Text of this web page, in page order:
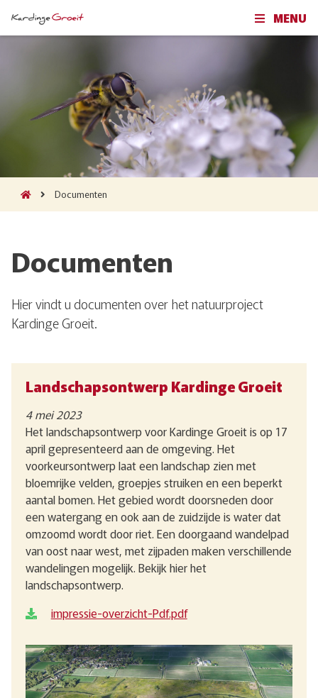
MENU
Documenten
Documenten
Hier vindt u documenten over het natuurproject
Kardinge Groeit.
Landschapsontwerp Kardinge Groeit
4 mei 2023
Het landschapsontwerp voor Kardinge Groeit is op 17
april gepresenteerd aan de omgeving. Het
voorkeursontwerp laat een landschap zien met
bloemrijke velden, groepjes struiken en een beperkt
aantal bomen. Het gebied wordt doorsneden door
een watergang en ook aan de zuidzijde is water dat
omzoomd wordt door riet. Een doorgaand wandelpad
van oost naar west, met zijpaden maken verschillende
wandelingen mogelijk. Bekijk hier het
landschapsontwerp.
impressie-overzicht-Pdf.pdf